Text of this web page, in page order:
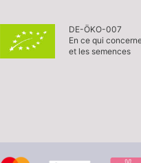
DE-ÖKO-007
En ce qui
et les semences